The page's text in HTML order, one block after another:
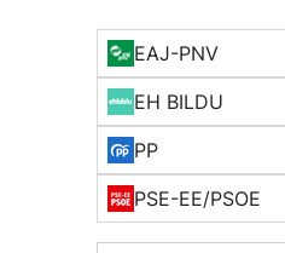
EAJ-PNV
EH BILDU
PP
PSE-EE/PSOE